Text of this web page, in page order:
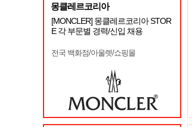
몽클레르코리아
[MONCLER] 몽클레르코리아 STOR
E 각 부문별 경력/신입 채용
전국 백화점/아울렛/쇼핑몰